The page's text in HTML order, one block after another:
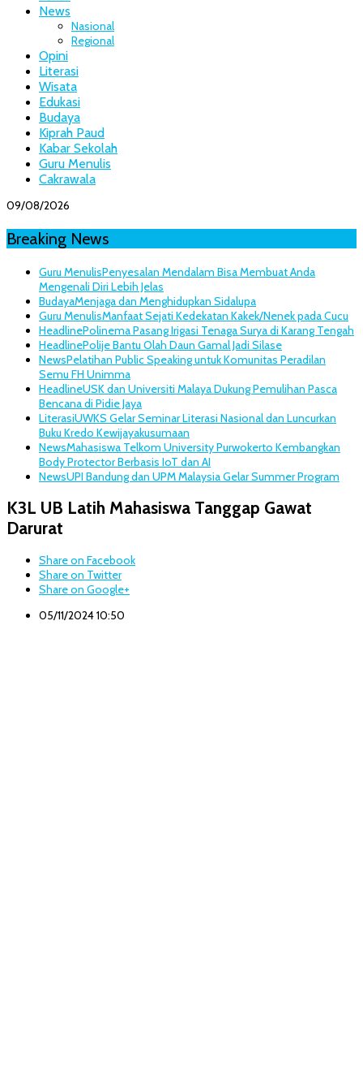
News
Nasional
Regional
Opini
Literasi
Wisata
Edukasi
Budaya
Kiprah Paud
Kabar Sekolah
Guru Menulis
Cakrawala
09/08/2026
Breaking News
Guru MenulisPenyesalan Mendalam Bisa Membuat Anda
Mengenali Diri Lebih Jelas
BudayaMenjaga dan Menghidupkan Sidalupa
Guru MenulisManfaat Sejati Kedekatan Kakek/Nenek pada Cucu
HeadlinePolinema Pasang Irigasi Tenaga Surya di Karang Tengah
HeadlinePolije Bantu Olah Daun Gamal Jadi Silase
NewsPelatihan Public Speaking untuk Komunitas Peradilan
Semu FH Unimma
HeadlineUSK dan Universiti Malaya Dukung Pemulihan Pasca
Bencana di Pidie Jaya
LiterasiUWKS Gelar Seminar Literasi Nasional dan Luncurkan
Buku Kredo Kewijayakusumaan
NewsMahasiswa Telkom University Purwokerto Kembangkan
Body Protector Berbasis IoT dan AI
NewsUPI Bandung dan UPM Malaysia Gelar Summer Program
K3L UB Latih Mahasiswa Tanggap Gawat
Darurat
Share on Facebook
Share on Twitter
Share on Google+
05/11/2024 10:50